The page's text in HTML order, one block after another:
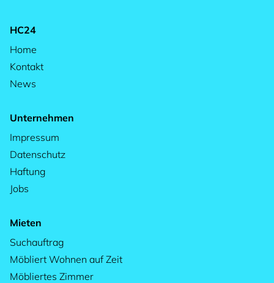
HC24
Home
Kontakt
News
Unternehmen
Impressum
Datenschutz
Haftung
Jobs
Mieten
Suchauftrag
Möbliert Wohnen auf Zeit
Möbliertes Zimmer